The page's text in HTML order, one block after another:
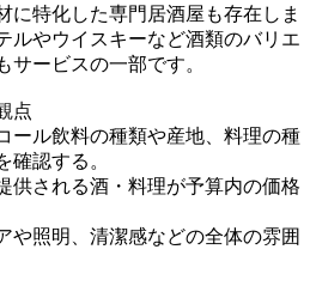
に特化した専門居酒屋も存在しま
ルやウイスキーなど酒類のバリエ
サービスの一部です。
点
ール飲料の種類や産地、料理の種
確認する。
供される酒・料理が予算内の価格
や照明、清潔感などの全体の雰囲